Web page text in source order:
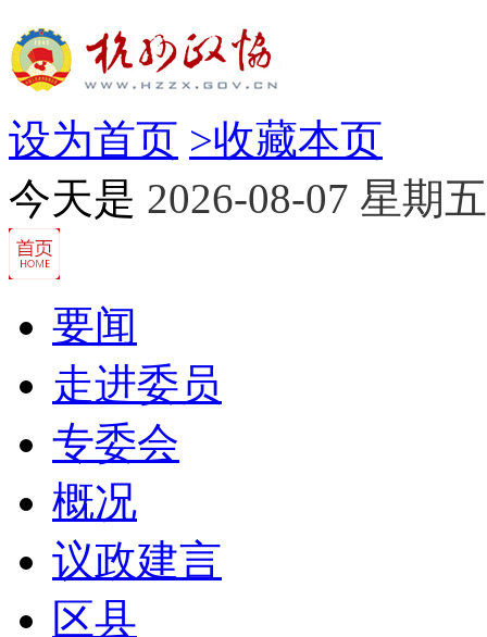
设为首页 >收藏本页
今天是 2026-08-07 星期五
要闻
走进委员
专委会
概况
议政建言
区县